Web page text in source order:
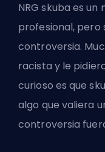
NRG skuba es
profesional, pero
controversia.
racista y le
curioso es que
algo que valiera
controversia